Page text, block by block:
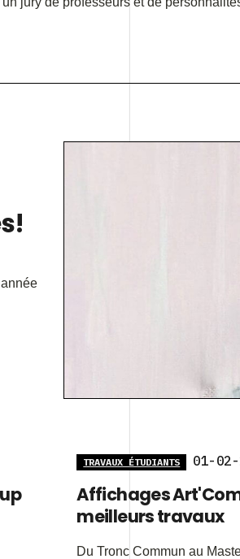
TRAVAUX ÉTUDIANTS 01-
Affichages Art'Com
meilleurs travaux
Du Tronc Commun au